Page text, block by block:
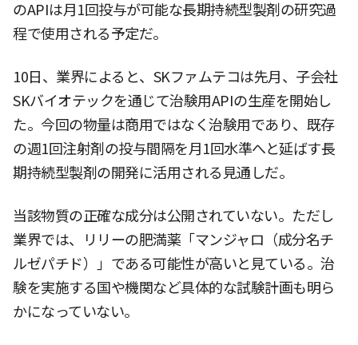
のAPIは月1回投与が可能な長期持続型製剤の研究過
程で使用される予定だ。
10日、業界によると、SKファムテコは先月、子会社
SKバイオテックを通じて治験用APIの生産を開始し
た。今回の物量は商用ではなく治験用であり、既存
の週1回注射剤の投与間隔を月1回水準へと延ばす長
期持続型製剤の開発に活用される見通しだ。
当該物質の正確な成分は公開されていない。ただし
業界では、リリーの肥満薬「マンジャロ（成分名チ
ルゼパチド）」である可能性が高いと見ている。治
験を実施する国や機関など具体的な試験計画も明ら
かになっていない。